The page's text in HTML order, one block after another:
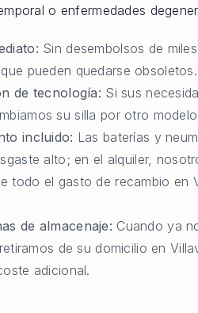
o enfermedades
Sin desembolsos de
pueden quedarse obsoletos.
de tecnología: Si sus
su silla por otro
incluido: Las baterías y
alto; en el alquiler,
todo el gasto de recambio en
de almacenaje: Cuando ya
de su domicilio en
adicional.